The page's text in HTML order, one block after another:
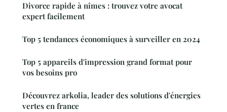
Divorce rapide à nîmes : trouvez votre avocat
expert facilement
Top 5 tendances économiques à surveiller en 2024
Top 5 appareils d'impression grand format pour
vos besoins pro
Découvrez arkolia, leader des solutions d'énergies
vertes en france